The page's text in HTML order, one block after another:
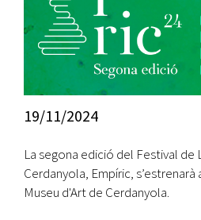
19/11/2024
La segona edició del Festival de
Cerdanyola, Empíric,
Museu d'Art de Cerdanyola.